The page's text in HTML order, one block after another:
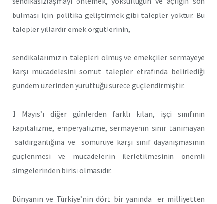
bulması için politika geliştirmek gibi talepler yoktur. Bu
talepler yıllardır emek örgütlerinin,
sendikalarımızın talepleri olmuş ve emekçiler sermayeye
karşı mücadelesini somut talepler etrafında belirlediği
gündem üzerinden yürüttüğü sürece güçlendirmiştir.
1 Mayıs’ı diğer günlerden farklı kılan, işçi sınıfının
kapitalizme, emperyalizme, sermayenin sınır tanımayan
saldırganlığına ve sömürüye karşı sınıf dayanışmasının
güçlenmesi ve mücadelenin ilerletilmesinin önemli
simgelerinden birisi olmasıdır.
Dünyanın ve Türkiye’nin dört bir yanında er milliyetten